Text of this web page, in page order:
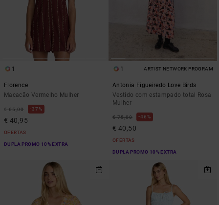
1
Florence
Macacão Vermelho Mulher
€ 65,00 37%
€ 40,95
OFERTAS
DUPLA PROMO 10% EXTRA
1 ARTIST NETWORK PROGRAM
Antonia Figueiredo Love Birds
Vestido com estampado total Rosa
Mulher
€ 75,00 46%
€ 40,50
OFERTAS
DUPLA PROMO 10% EXTRA